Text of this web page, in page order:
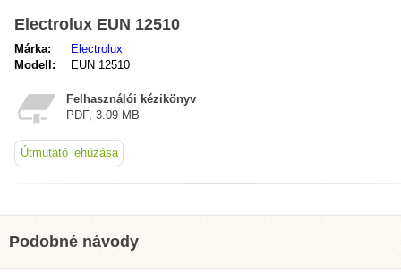
Electrolux EUN 12510
Márka:
Electrolux
Modell:
EUN 12510
Felhasználói kézikönyv
PDF, 3.09 MB
Útmutató lehúzása
Podobné návody